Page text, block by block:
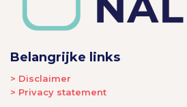
Belangrijke links
> Disclaimer
> Privacy statement